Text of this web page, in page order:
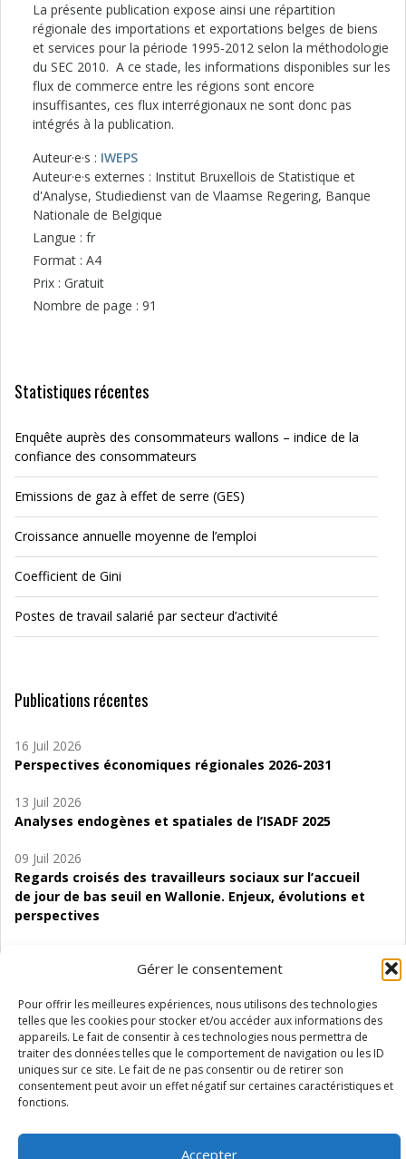
Gérer le consentement
Pour offrir les meilleures expériences, nous utilisons des technologies
telles que les cookies pour stocker et/ou accéder aux informations des
appareils. Le fait de consentir à ces technologies nous permettra de
traiter des données telles que le comportement de navigation ou les ID
uniques sur ce site. Le fait de ne pas consentir ou de retirer son
consentement peut avoir un effet négatif sur certaines caractéristiques et
fonctions.
Accepter
La présente publication expose ainsi une répartition
régionale des importations et exportations belges de biens
et services pour la période 1995-2012 selon la méthodologie
du SEC 2010. A ce stade, les informations disponibles sur les
flux de commerce entre les régions sont encore
insuffisantes, ces flux interrégionaux ne sont donc pas
intégrés à la publication.
Auteur·e·s : IWEPS
Auteur·e·s externes : Institut Bruxellois de Statistique et
d'Analyse, Studiedienst van de Vlaamse Regering, Banque
Nationale de Belgique
Langue : fr
Format : A4
Prix : Gratuit
Nombre de page : 91
Statistiques récentes
Enquête auprès des consommateurs wallons – indice de la
confiance des consommateurs
Emissions de gaz à effet de serre (GES)
Croissance annuelle moyenne de l’emploi
Coefficient de Gini
Postes de travail salarié par secteur d’activité
Publications récentes
16 Juil 2026
Perspectives économiques régionales 2026-2031
13 Juil 2026
Analyses endogènes et spatiales de l’ISADF 2025
09 Juil 2026
Regards croisés des travailleurs sociaux sur l’accueil
de jour de bas seuil en Wallonie. Enjeux, évolutions et
perspectives
Étude d’évaluabilité des Structures
01 Juil 2026
Pénurie du personnel infirmier :quels indicateurs
d’offre de soins pour comprendre la situation en
Wallonie ?